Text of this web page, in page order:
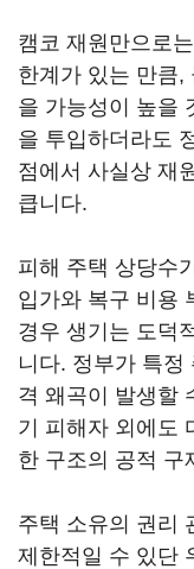
캠코 재원만으로
한계가 있는 만큼,
을 가능성이 높을
을 투입하더라도
점에서 사실상 재
큽니다.
피해 주택 상당수
입가와 복구 비용
경우 생기는 도덕
니다. 정부가 특정
격 왜곡이 발생할
기 피해자 외에도
한 구조의 공적 구
주택 소유의 권리
제한적일 수 있단